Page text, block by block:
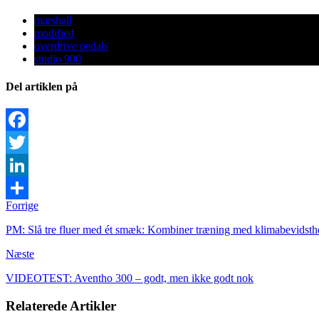
marshall
modified
overdrive pedals
studio 900
Del artiklen på
Facebook
Twitter
LinkedIn
Share
Forrige
PM: Slå tre fluer med ét smæk: Kombiner træning med
Næste
VIDEOTEST: Aventho 300 – godt, men ikke godt nok
Relaterede Artikler